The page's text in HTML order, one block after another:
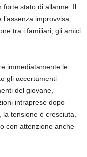
forte stato di allarme. Il
improvvisa
tra i familiari, gli amici
immediatamente le
gli accertamenti
del giovane,
intraprese dopo
tensione è cresciuta,
con attenzione anche